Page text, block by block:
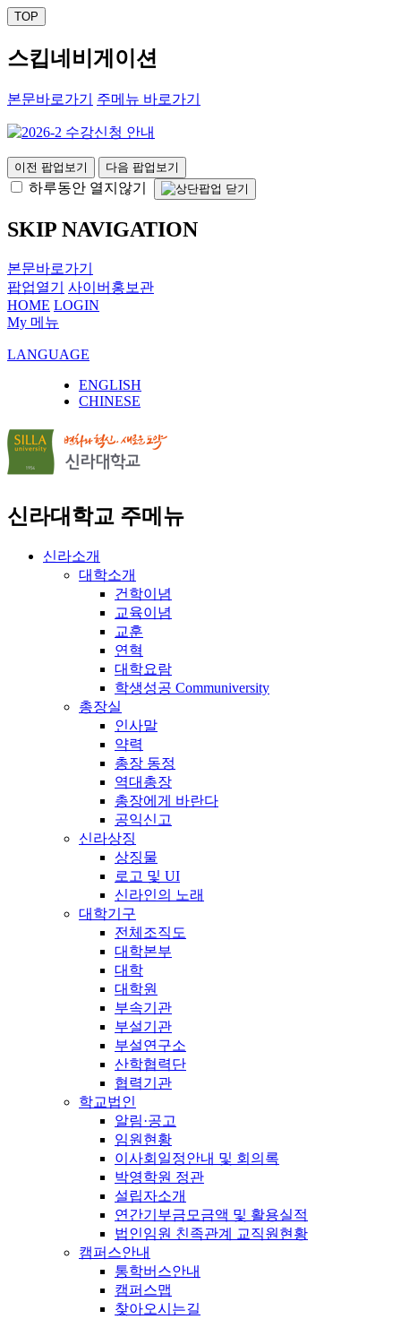
TOP
스킵네비게이션
본문바로가기 주메뉴 바로가기
이전 팝업보기 다음 팝업보기
하루동안 열지않기
SKIP NAVIGATION
본문바로가기
팝업열기
사이버홍보관
HOME LOGIN
My 메뉴
LANGUAGE
ENGLISH
CHINESE
신라대학교 주메뉴
신라소개
대학소개
건학이념
교육이념
교훈
연혁
대학요람
학생성공 Communiversity
총장실
인사말
약력
총장 동정
역대총장
총장에게 바란다
공익신고
신라상징
상징물
로고 및 UI
신라인의 노래
대학기구
전체조직도
대학본부
대학
대학원
부속기관
부설기관
부설연구소
산학협력단
협력기관
학교법인
알림·공고
임원현황
이사회일정안내 및 회의록
박영학원 정관
설립자소개
연간기부금모금액 및 활용실적
법인임원 친족관계 교직원현황
캠퍼스안내
통학버스안내
캠퍼스맵
찾아오시는길